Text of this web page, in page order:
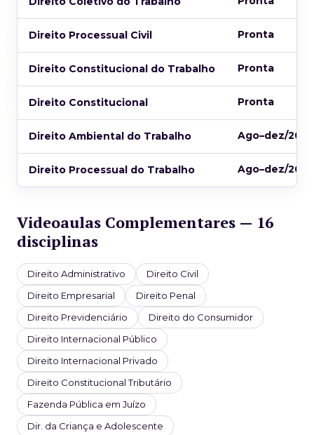
Direito Processual Civil Pronta
Direito Constitucional do Trabalho Pronta
Direito Constitucional Pronta
Direito Ambiental do Trabalho Ago–dez/2026
Direito Processual do Trabalho Ago–dez/2026
Videoaulas Complementares — 16
disciplinas
Direito Administrativo
Direito Civil
Direito Empresarial
Direito Penal
Direito Previdenciário
Direito do Consumidor
Direito Internacional Público
Direito Internacional Privado
Direito Constitucional Tributário
Fazenda Pública em Juízo
Dir. da Criança e Adolescente